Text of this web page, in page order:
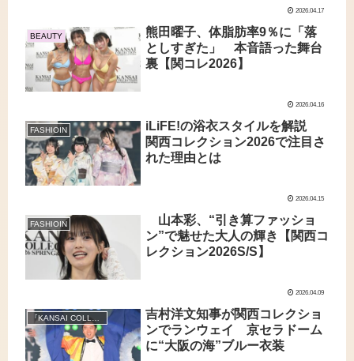
2026.04.17
BEAUTY
熊田曜子、体脂肪率9％に「落
としすぎた」 本音語った舞台
裏【関コレ2026】
2026.04.16
FASHIOIN
iLiFE!の浴衣スタイルを解説
関西コレクション2026で注目さ
れた理由とは
2026.04.15
FASHIOIN
山本彩、“引き算ファッショ
ン”で魅せた大人の輝き【関西コ
レクション2026S/S】
2026.04.09
吉村洋文知事が関西コレクショ
ンでランウェイ 京セラドーム
に“大阪の海”ブルー衣装